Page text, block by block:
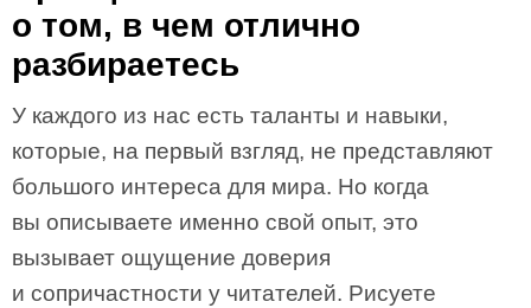
о том, в чем отлично
разбираетесь
У каждого из нас есть таланты и навыки,
которые, на первый взгляд, не представляют
большого интереса для мира. Но когда
вы описываете именно свой опыт, это
вызывает ощущение доверия
и сопричастности у читателей. Рисуете